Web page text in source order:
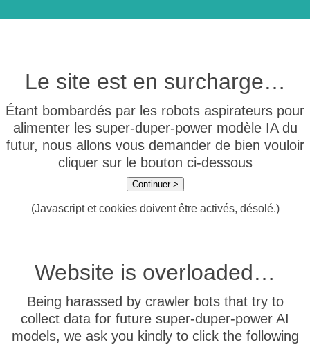
Le site est en surcharge…
Étant bombardés par les robots aspirateurs pour
alimenter les super-duper-power modèle IA du
futur, nous allons vous demander de bien vouloir
cliquer sur le bouton ci-dessous
Continuer >
(Javascript et cookies doivent être activés, désolé.)
Website is overloaded…
Being harassed by crawler bots that try to
collect data for future super-duper-power AI
models, we ask you kindly to click the following